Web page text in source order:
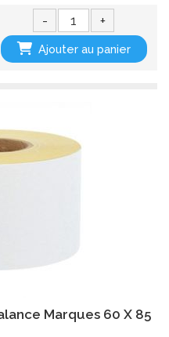
- +
Ajouter au panier
Marques 60 X 85